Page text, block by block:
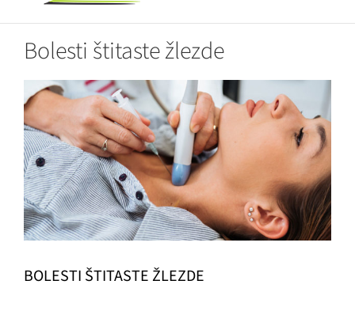
Bolesti štitaste žlezde
View
Larger
Image
BOLESTI ŠTITASTE ŽLEZDE